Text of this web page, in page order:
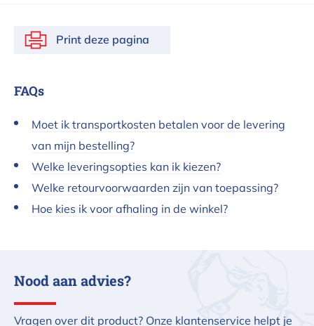
Print deze pagina
FAQs
Moet ik transportkosten betalen voor de levering
van mijn bestelling?
Welke leveringsopties kan ik kiezen?
Welke retourvoorwaarden zijn van toepassing?
Hoe kies ik voor afhaling in de winkel?
Nood aan advies?
Vragen over dit product? Onze klantenservice helpt je